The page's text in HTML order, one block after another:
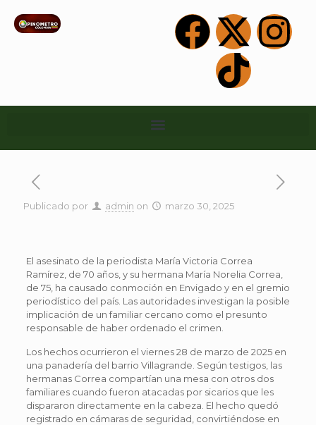
Publicado por admin on marzo 30, 2025
El asesinato de la periodista María Victoria Correa
Ramírez, de 70 años, y su hermana María Norelia Correa,
de 75, ha causado conmoción en Envigado y en el gremio
periodístico del país. Las autoridades investigan la posible
implicación de un familiar cercano como el presunto
responsable de haber ordenado el crimen.
Los hechos ocurrieron el viernes 28 de marzo de 2025 en
una panadería del barrio Villagrande. Según testigos, las
hermanas Correa compartían una mesa con otros dos
familiares cuando fueron atacadas por sicarios que les
dispararon directamente en la cabeza. El hecho quedó
registrado en cámaras de seguridad, convirtiéndose en